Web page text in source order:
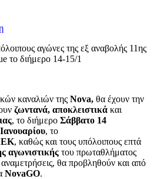
αγώνες της εξ αναβολής 11ης
το διήμερο 14-15/1
καναλιών της Nova, θα έχουν την
ζωντανά, αποκλειστικά και
, το διήμερο Σάββατο 14
, το
, καθώς και τους υπόλοιπους επτά
αγωνιστικής του πρωταθλήματος
θα προβληθούν και από
NovaGO.